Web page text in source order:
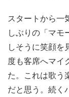
スタートから一
しぶりの「マモ
しそうに笑顔を
度も客席へマイ
た。これは歌う
だと思う。続く